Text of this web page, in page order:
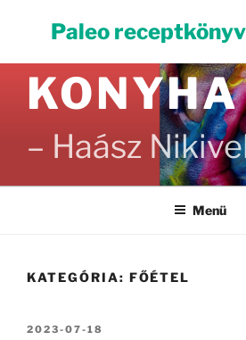
Paleo receptkönyv
PALEO
KONYHA
– Haász
Menü
KATEGÓRIA: FŐÉTEL
BEKÜLDVE:
2023-07-18